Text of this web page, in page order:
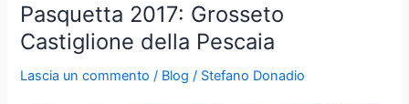
Pasquetta 2017: Grosseto
Castiglione della Pescaia
Lascia un commento / Blog / Stefano Donadio